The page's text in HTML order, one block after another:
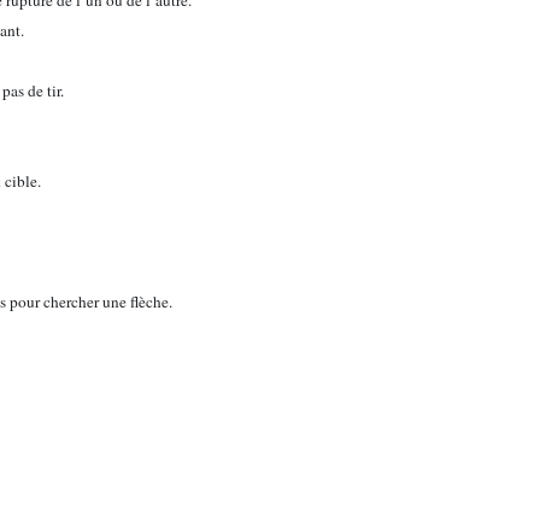
de tir.
cible.
pour chercher une flèche.